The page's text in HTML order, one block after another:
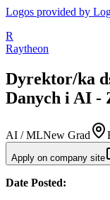
Logos provided by
R
Raytheon
Dyrektor/ka
Danych i AI -
AI / MLNew Grad
Apply on company site
Date Posted: